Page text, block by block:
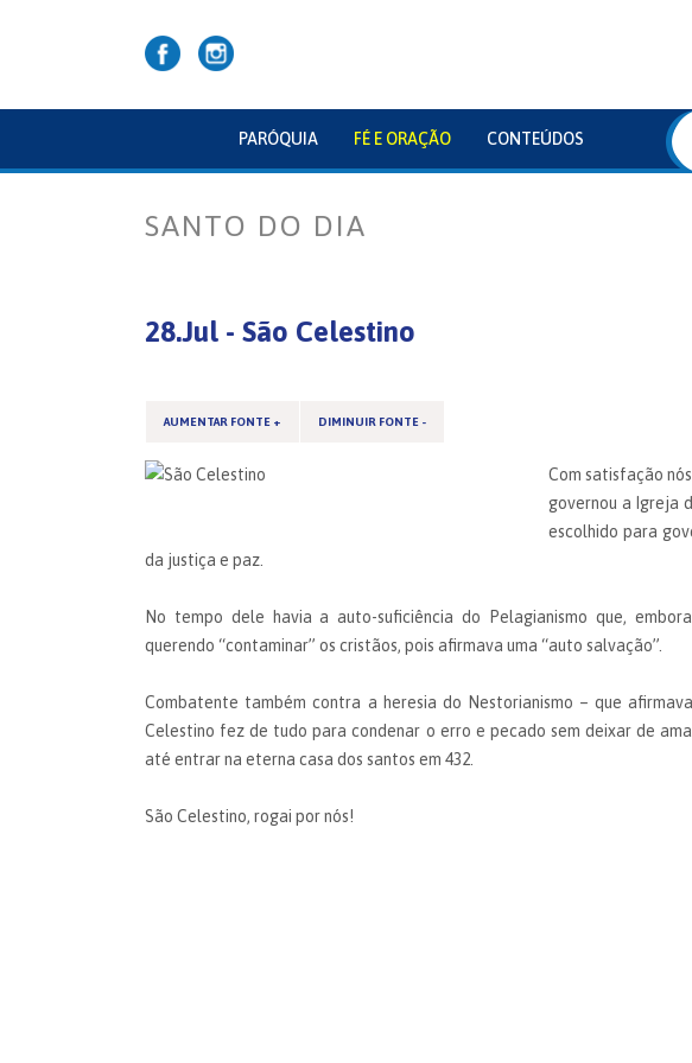
PARÓQUIA FÉ E ORAÇÃO CONTEÚDOS
SANTO DO DIA
28.Jul - São Celestino
AUMENTAR FONTE + DIMINUIR FONTE -
Com satisfação
governou a Igreja
escolhido para
da justiça e paz.
No tempo dele havia a auto-suficiência do Pelagianismo que,
querendo “contaminar” os cristãos, pois afirmava uma “auto salvação”.
Combatente também contra a heresia do Nestorianismo – que
Celestino fez de tudo para condenar o erro e pecado sem deixar de
até entrar na eterna casa dos santos em 432.
São Celestino, rogai por nós!